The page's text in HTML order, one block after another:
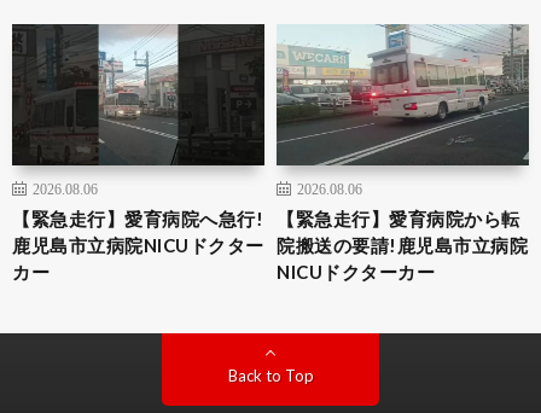
2026.08.06
【緊急走行】愛育病院へ急行!
鹿児島市立病院NICUドクター
カー
2026.08.06
【緊急走行】愛育病院から転
院搬送の要請!鹿児島市立病院
NICUドクターカー
Back to Top